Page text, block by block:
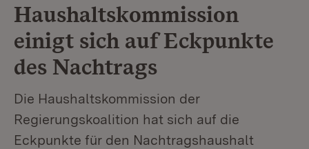
Haushaltskommission
einigt sich auf Eckpunkte
des Nachtrags
Die Haushaltskommission der
Regierungskoalition hat sich auf die
Eckpunkte für den Nachtragshaushalt